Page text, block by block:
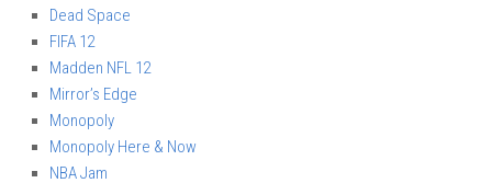
Dead Space
FIFA 12
Madden NFL 12
Mirror’s Edge
Monopoly
Monopoly Here & Now
NBA Jam